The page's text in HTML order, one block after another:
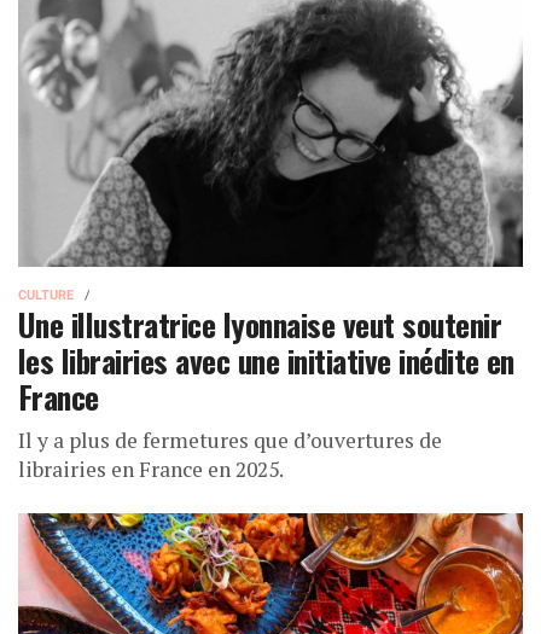
CULTURE
Une illustratrice lyonnaise veut soutenir
les librairies avec une initiative inédite en
France
Il y a plus de fermetures que d’ouvertures de
librairies en France en 2025.